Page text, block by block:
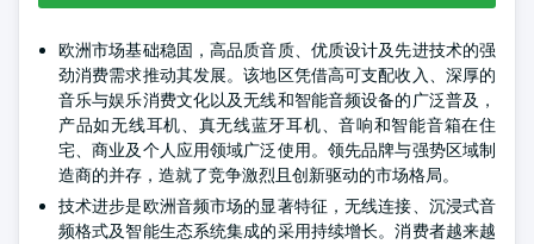
欧洲市场基础稳固，高品质音质、优质设计及先进技术的强
劲消费需求推动其发展。该地区凭借高可支配收入、深厚的
音乐与娱乐消费文化以及无线和智能音频设备的广泛普及，
产品如无线耳机、真无线蓝牙耳机、音响和智能音箱在住
宅、商业及个人应用领域广泛使用。领先品牌与强势区域制
造商的并存，造就了竞争激烈且创新驱动的市场格局。
技术进步是欧洲音频市场的显著特征，无线连接、沉浸式音
频格式及智能生态系统集成的采用持续增长。消费者越来越